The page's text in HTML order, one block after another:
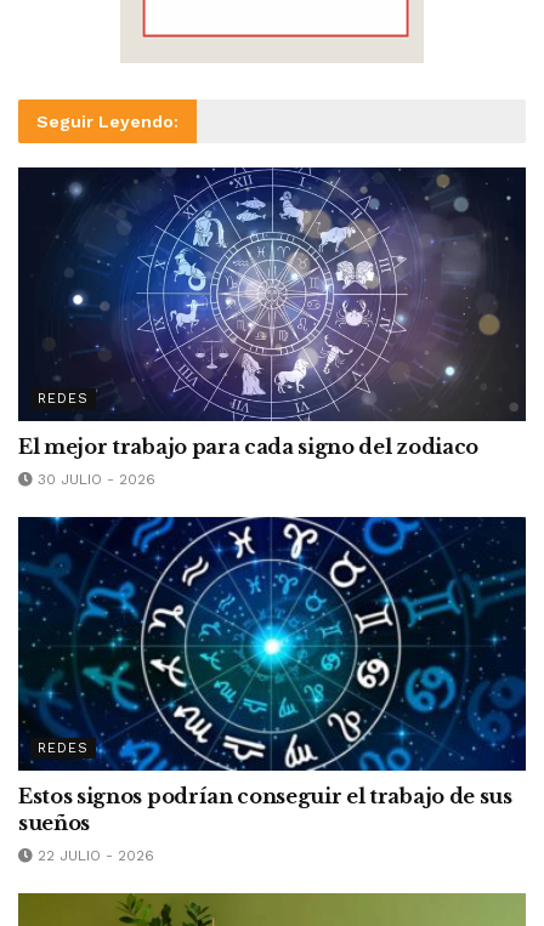
Seguir Leyendo:
REDES
El mejor trabajo para cada signo del zodiaco
30 JULIO - 2026
REDES
Estos signos podrían conseguir el trabajo de sus
sueños
22 JULIO - 2026